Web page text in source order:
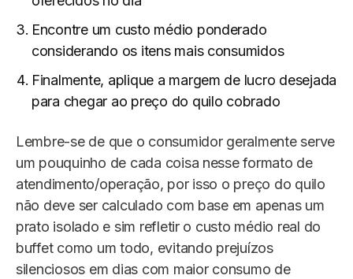
Encontre um custo médio ponderado
considerando os itens mais consumidos
Finalmente, aplique a margem de lucro desejada
para chegar ao preço do quilo cobrado
Lembre-se de que o consumidor geralmente serve
um pouquinho de cada coisa nesse formato de
atendimento/operação, por isso o preço do quilo
não deve ser calculado com base em apenas um
prato isolado e sim refletir o custo médio real do
buffet como um todo, evitando prejuízos
silenciosos em dias com maior consumo de